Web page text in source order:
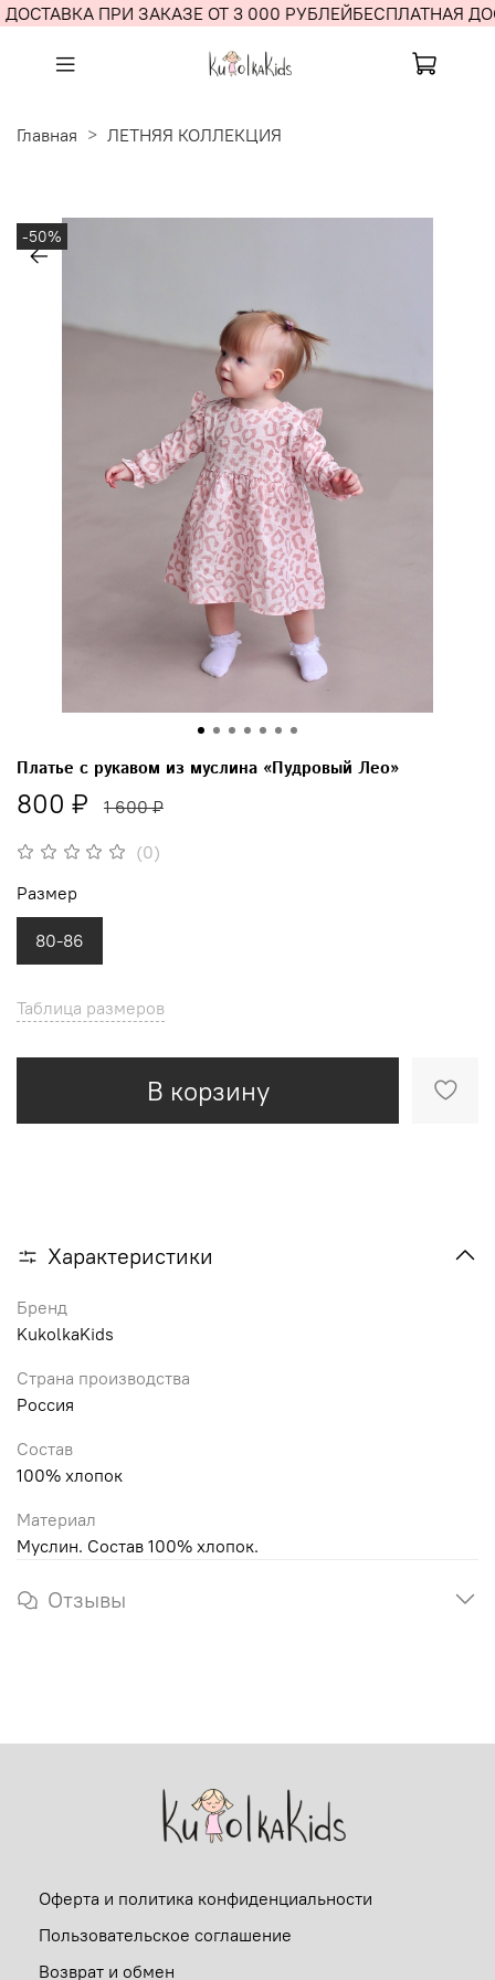
ПРИ ЗАКАЗЕ ОТ 3 000 РУБЛЕЙБЕСПЛАТНАЯ
Главная ЛЕТНЯЯ КОЛЛЕКЦИЯ
-50%
(0)
Платье с рукавом из муслина «Пудровый Лео»
800 ₽ 1 600 ₽
Таблица размеров
В корзину
Размер
80-86
Характеристики
Бренд
KukolkaKids
Страна производства
Россия
Состав
100% хлопок
Материал
Муслин. Состав 100% хлопок.
Отзывы
Оферта и политика конфиденциальности
Пользовательское соглашение
Возврат и обмен